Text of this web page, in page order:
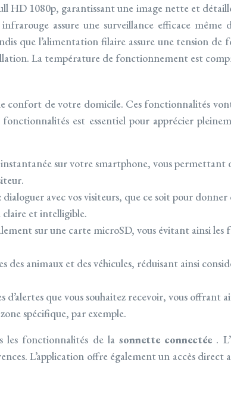
HD 1080p, garantissant une image nette et
assure une surveillance efficace même
que l’alimentation filaire assure une tension de
La température de fonctionnement est
confort de votre domicile. Ces fonctionnalités
est essentiel pour apprécier
sur votre smartphone, vous permettant
avec vos visiteurs, que ce soit pour
et intelligible.
sur une carte microSD, vous évitant ainsi les
des animaux et des véhicules, réduisant ainsi
que vous souhaitez recevoir, vous offrant
spécifique, par exemple.
fonctionnalités de la sonnette connectée .
L’application offre également un accès direct